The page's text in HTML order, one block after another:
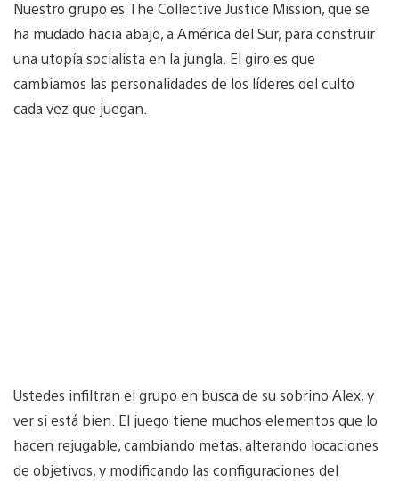
Nuestro grupo es The Collective Justice Mission, que se
ha mudado hacia abajo, a América del Sur, para construir
una utopía socialista en la jungla. El giro es que
cambiamos las personalidades de los líderes del culto
cada vez que juegan.
Ustedes infiltran el grupo en busca de su sobrino Alex, y
ver si está bien. El juego tiene muchos elementos que lo
hacen rejugable, cambiando metas, alterando locaciones
de objetivos, y modificando las configuraciones del